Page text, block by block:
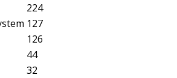
224
127
126
44
32